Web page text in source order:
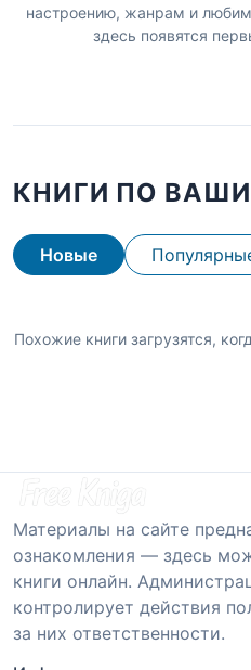
настроению, жанрам и
здесь появятся
КНИГИ ПО
Новые
Похожие книги загрузятся,
Материалы на сайте
ознакомления — здесь
книги онлайн.
контролирует действия
за них ответственности.